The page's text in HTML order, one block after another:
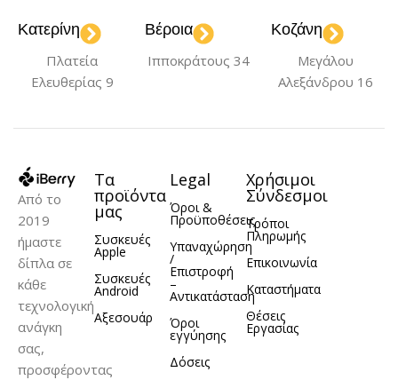
Black,Blue Gray,
Maroon
ΥΛΙΚΌ Σιλικόνη
ΜΟΝΤΈΛΟ
iPhone 13 Pro
ΥΛΙΚΌ TPU
Κατερίνη
Πλατεία
Ελευθερίας 9
Βέροια
Ιπποκράτους 34
Κοζάνη
Μεγάλου
Αλεξάνδρου 16
Από το
2019
ήμαστε
δίπλα σε
κάθε
τεχνολογική
ανάγκη
σας,
προσφέροντας
Τα
προϊόντα
μας
Συσκευές
Apple
Συσκευές
Android
Αξεσουάρ
Legal
Όροι &
Προϋποθέσεις
Υπαναχώρηση
/
Επιστροφή
–
Αντικατάσταση
Όροι
εγγύησης
Δόσεις
Χρήσιμοι
Σύνδεσμοι
Τρόποι
Πληρωμής
Επικοινωνία
Καταστήματα
Θέσεις
Εργασίας